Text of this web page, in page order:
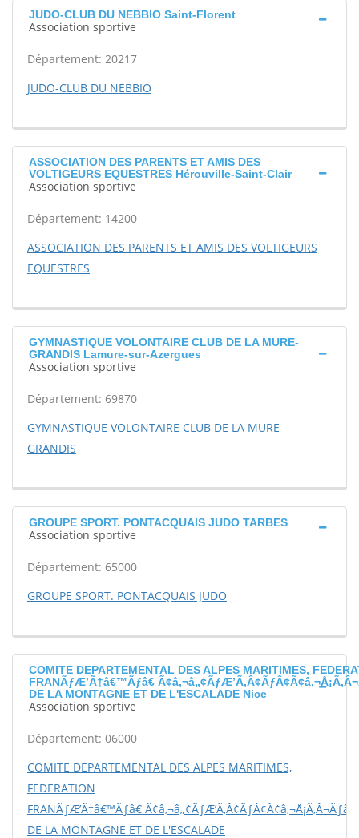
JUDO-CLUB DU NEBBIO Saint-Florent
Association sportive
Département: 20217
JUDO-CLUB DU NEBBIO
ASSOCIATION DES PARENTS ET AMIS DES
VOLTIGEURS EQUESTRES Hérouville-Saint-Clair
Association sportive
Département: 14200
ASSOCIATION DES PARENTS ET AMIS DES VOLTIGEURS
EQUESTRES
GYMNASTIQUE VOLONTAIRE CLUB DE LA MURE-
GRANDIS Lamure-sur-Azergues
Association sportive
Département: 69870
GYMNASTIQUE VOLONTAIRE CLUB DE LA MURE-
GRANDIS
GROUPE SPORT. PONTACQUAIS JUDO TARBES
Association sportive
Département: 65000
GROUPE SPORT. PONTACQUAIS JUDO
COMITE DEPARTEMENTAL DES ALPES MARITIMES,
FRANÃƒÆ’Ã†â€™Ãƒâ€
DE LA MONTAGNE ET DE L'ESCALADE Nice
Association sportive
Département: 06000
COMITE DEPARTEMENTAL DES ALPES MARITIMES,
FEDERATION
FRANÃƒÆ’Ã†â€™Ãƒâ€
DE LA MONTAGNE ET DE L'ESCALADE